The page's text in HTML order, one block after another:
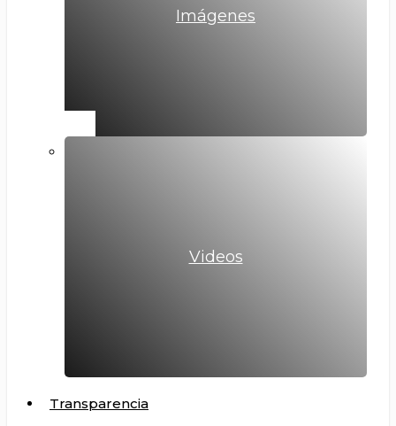
Imágenes
Videos
Transparencia